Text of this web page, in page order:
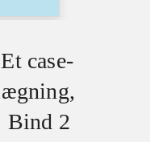
case-
Bind 2